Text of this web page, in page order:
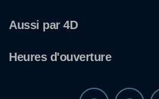
Aussi par 4D
Heures d'ouverture